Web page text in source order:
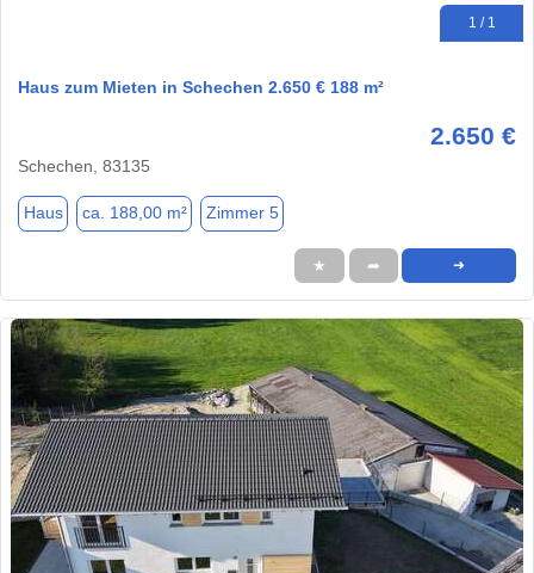
1 / 1
Haus zum Mieten in Schechen 2.650 € 188 m²
2.650 €
Schechen, 83135
Haus ca. 188,00 m² Zimmer 5
★ ➦ ➜